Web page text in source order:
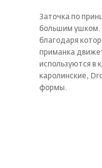
Заточка по
большим ушком.
благодаря
приманка
используются в
каролинские,
формы.